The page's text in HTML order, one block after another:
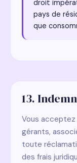
droit
pays de
que
13.
Vous acceptez
gérants,
toute
des frais